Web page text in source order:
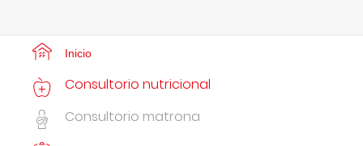
Inicio
Consultorio nutricional
Consultorio matrona